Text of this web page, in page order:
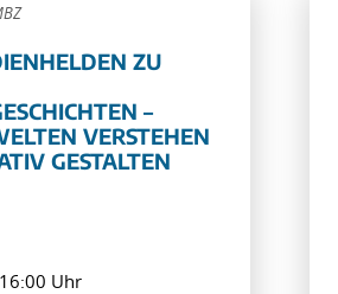
ZU
–
VERSTEHEN
GESTALTEN
Uhr